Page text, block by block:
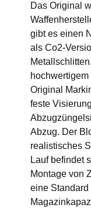
Das Original
gibt es einen
als Co2-
Original
feste
Abzug. Der
realistisches
Lauf befindet
Montage von
eine